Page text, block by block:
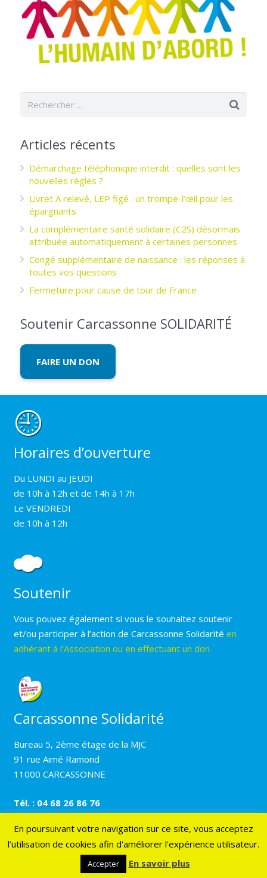
Articles récents
Démarchage téléphonique interdit : quelles sont les
nouvelles règles ?
Livret A relevé, LEP figé : un trompe-l’œil pour les
épargnants ­
La complémentaire santé solidaire (C2S) désormais
attribuée automatiquement à certaines personnes
Congé supplémentaire de naissance : les réponses à
toutes vos questions
Fermeture pour cause de tour de France
Soutenir Carcassonne SOLIDARITÉ
FAIRE UN DON
Horaires d’ouverture
Du LUNDI au JEUDI
de 10h à 12h et de 14h à 17h
Le VENDREDI
de 10h à 12h
Soutenir
Vous pouvez également si vous le souhaitez soutenir
et/ou participer à l’action de Carcassonne Solidarité en
adhérant à l’Association ou en effectuant un don.
Carcassonne Solidarité
Bureau 5, 2ème étage de la MJC
91 rue Aimé Ramond
11000 CARCASSONNE
Tél. : 04 68 26 86 76
© 2017 Carcassonne solidarité – Mentions légales–
Création Résonance Communication
En poursuivant votre navigation sur ce site, vous acceptez
l’utilisation de cookies afin d'améliorer l'expérience utilisateur.
Accepter En savoir plus